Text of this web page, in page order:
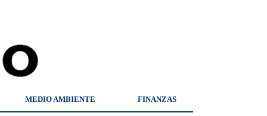
MEDIO AMBIENTE FINANZAS